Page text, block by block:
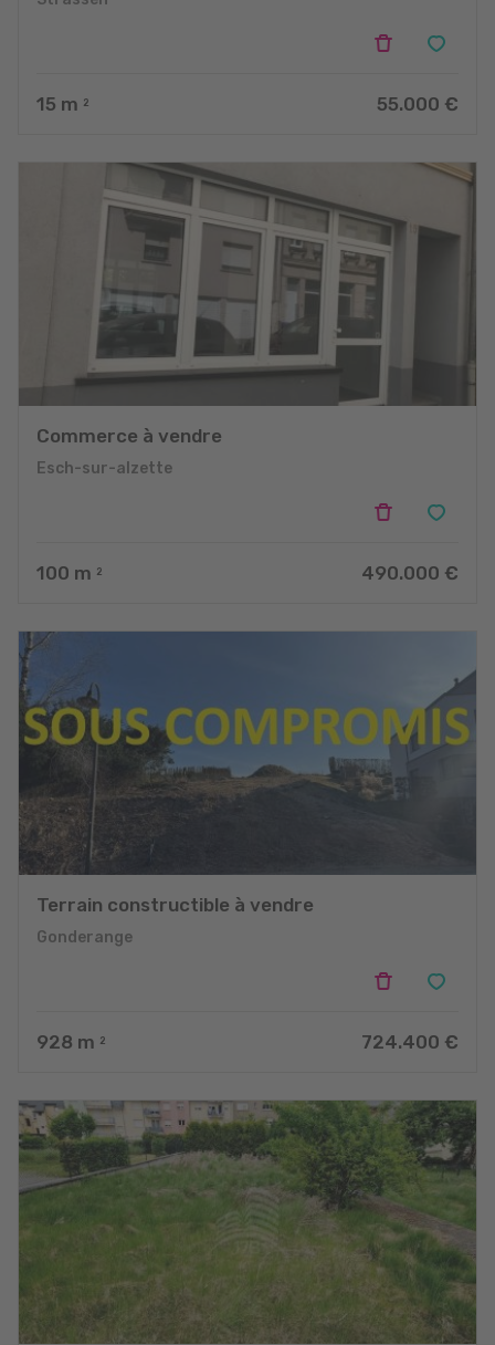
15 m 2 55.000 €
Commerce à vendre
Esch-sur-alzette
100 m 2 490.000 €
Terrain constructible à vendre
Gonderange
928 m 2 724.400 €